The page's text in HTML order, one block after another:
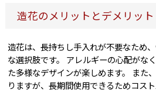
造花のメリットとデメリット
造花は、長持ちし手入れが不要なため
な選択肢です。 アレルギーの心配がな
た多様なデザインが楽しめます。 また
りますが、長期間使用できるためコス